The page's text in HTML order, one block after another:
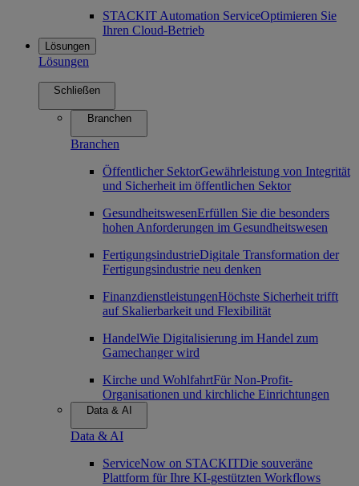
STACKIT Automation ServiceOptimieren Sie
Ihren Cloud-Betrieb
Lösungen
Lösungen
Schließen
Branchen
Branchen
Öffentlicher SektorGewährleistung von Integrität
und Sicherheit im öffentlichen Sektor
GesundheitswesenErfüllen Sie die besonders
hohen Anforderungen im Gesundheitswesen
FertigungsindustrieDigitale Transformation der
Fertigungsindustrie neu denken
FinanzdienstleistungenHöchste Sicherheit trifft
auf Skalierbarkeit und Flexibilität
HandelWie Digitalisierung im Handel zum
Gamechanger wird
Kirche und WohlfahrtFür Non-Profit-
Organisationen und kirchliche Einrichtungen
Data & AI
Data & AI
ServiceNow on STACKITDie souveräne
Plattform für Ihre KI-gestützten Workflows